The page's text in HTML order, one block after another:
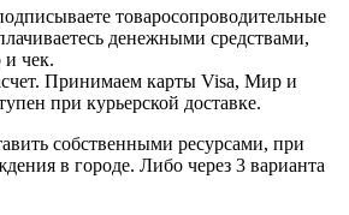
товаросопроводительные
денежными средствами,
и чек.
Принимаем карты Visa, Мир и
при курьерской доставке.
собственными ресурсами, при
в городе. Либо через 3 варианта